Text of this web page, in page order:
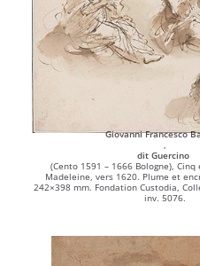
Giovanni Francesco
,
dit Guercino
(Cento 1591 – 1666 Bologne),
Madeleine, vers 1620. Plume et
242×398 mm. Fondation Custodia,
inv. 5076.